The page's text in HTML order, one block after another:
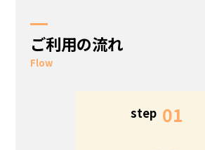
ご利用の流れ
Flow
step 01